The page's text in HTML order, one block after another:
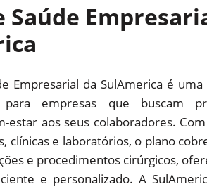
Saúde
Empresarial da SulAmerica é uma
empresas que buscam
estar aos seus colaboradores.
clínicas e laboratórios, o plano
e procedimentos cirúrgicos,
e personalizado. A